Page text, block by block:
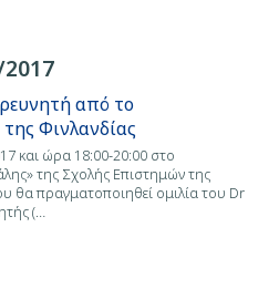
από το
Φινλανδίας
και ώρα 18:00-20:00 στο
της Σχολής Επιστημών της
θα πραγματοποιηθεί ομιλία του Dr
(…